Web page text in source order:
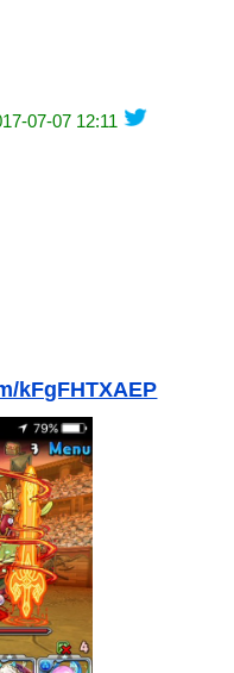
07-07 12:11
kFgFHTXAEP